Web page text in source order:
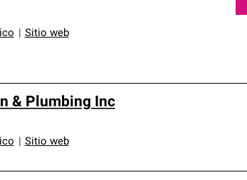
Sitio web
& Plumbing Inc
Sitio web